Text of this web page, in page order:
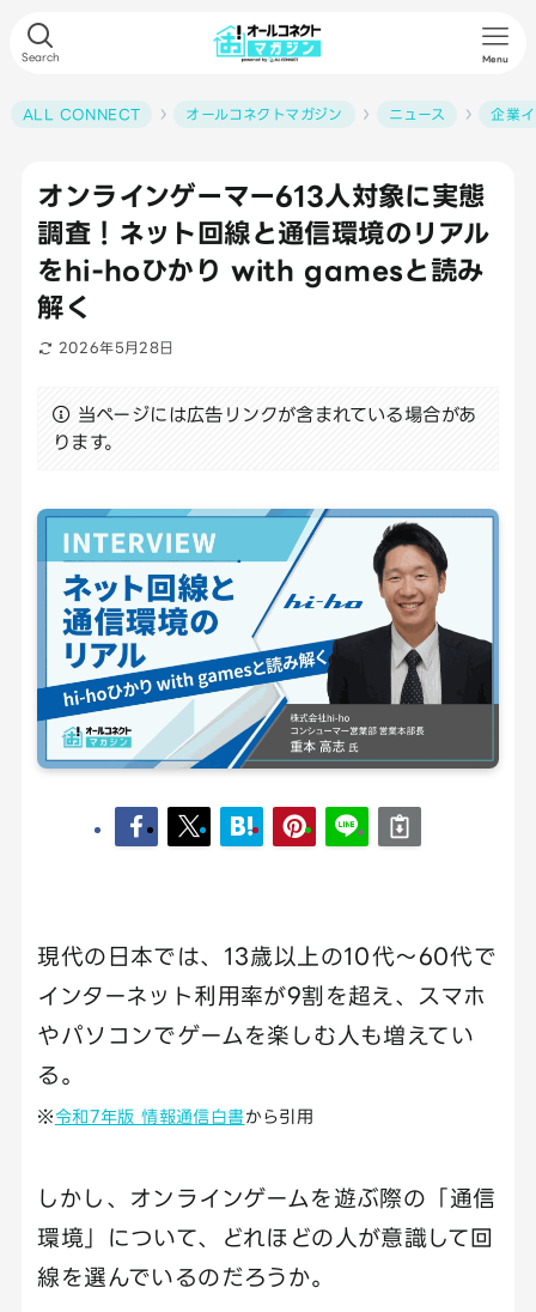
Search Menu
ALL CONNECT オールコネクトマガジン ニュース 企業
オンラインゲーマー613人対象に実態
調査！ネット回線と通信環境のリアル
をhi-hoひかり with gamesと読み
解く
2026年5月28日
当ページには広告リンクが含まれている場合があ
ります。
現代の日本では、13歳以上の10代〜60代で
インターネット利用率が9割を超え、スマホ
やパソコンでゲームを楽しむ人も増えてい
る。
※令和7年版 情報通信白書から引用
しかし、オンラインゲームを遊ぶ際の「通信
環境」について、どれほどの人が意識して回
線を選んでいるのだろうか。